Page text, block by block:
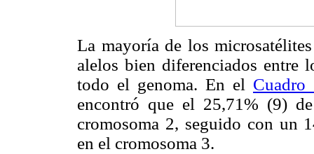
La mayoría de los
alelos bien diferenciados entre
todo el genoma. En el Cuadro
encontró que el 25,71% (9)
cromosoma 2, seguido con un
en el cromosoma 3.